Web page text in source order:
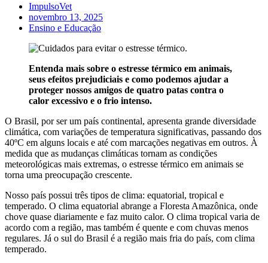
ImpulsoVet
novembro 13, 2025
Ensino e Educação
Entenda mais sobre o estresse térmico em animais,
seus efeitos prejudiciais e como podemos ajudar a
proteger nossos amigos de quatro patas contra o
calor excessivo e o frio intenso.
O Brasil, por ser um país continental, apresenta grande diversidade
climática, com variações de temperatura significativas, passando dos
40ºC em alguns locais e até com marcações negativas em outros. À
medida que as mudanças climáticas tornam as condições
meteorológicas mais extremas, o estresse térmico em animais se
torna uma preocupação crescente.
Nosso país possui três tipos de clima: equatorial, tropical e
temperado. O clima equatorial abrange a Floresta Amazônica, onde
chove quase diariamente e faz muito calor. O clima tropical varia de
acordo com a região, mas também é quente e com chuvas menos
regulares. Já o sul do Brasil é a região mais fria do país, com clima
temperado.